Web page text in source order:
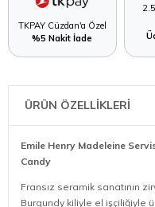
TKPAY Cüzdan'a Özel
%5 Nakit İade
ÜRÜN ÖZELLİKLERİ
Emile Henry Madeleine
Candy
Fransız seramik sanatının
Burgundy kiliyle el işçiliğiyle